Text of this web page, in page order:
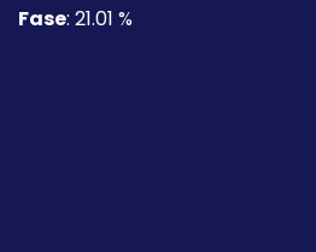
Fase: 21.01 %